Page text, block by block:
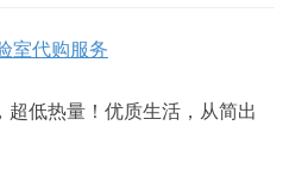
室代购服务
低热量！优质生活，从简出